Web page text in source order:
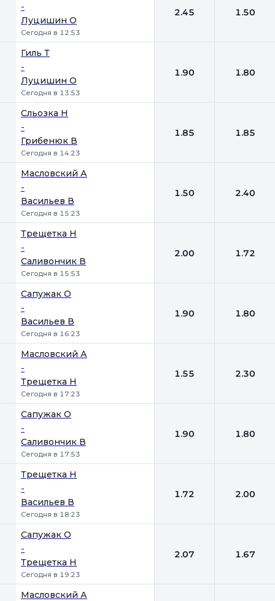
-
Луцишин О
Сегодня в 12:53
2.45 1.50
Гиль Т
-
Луцишин О
Сегодня в 13:53
1.90 1.80
Сльозка Н
-
Грибенюк В
Сегодня в 14:23
1.85 1.85
Масловский А
-
Васильев В
Сегодня в 15:23
1.50 2.40
Трещетка Н
-
Саливончик В
Сегодня в 15:53
2.00 1.72
Сапужак О
-
Васильев В
Сегодня в 16:23
1.90 1.80
Масловский А
-
Трещетка Н
Сегодня в 17:23
1.55 2.30
Сапужак О
-
Саливончик В
Сегодня в 17:53
1.90 1.80
Трещетка Н
-
Васильев В
Сегодня в 18:23
1.72 2.00
Сапужак О
-
Трещетка Н
Сегодня в 19:23
2.07 1.67
Масловский А